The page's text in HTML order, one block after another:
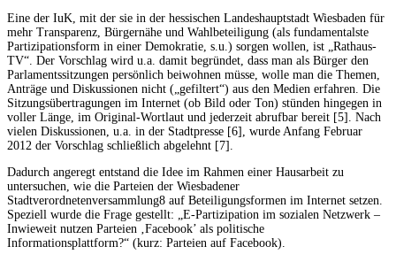
Eine der IuK, mit der sie in der hessischen Landeshauptstadt Wiesbaden für
mehr Transparenz, Bürgernähe und Wahlbeteiligung (als fundamentalste
Partizipationsform in einer Demokratie, s.u.) sorgen wollen, ist „Rathaus-
TV“. Der Vorschlag wird u.a. damit begründet, dass man als Bürger den
Parlamentssitzungen persönlich beiwohnen müsse, wolle man die Themen,
Anträge und Diskussionen nicht („gefiltert“) aus den Medien erfahren. Die
Sitzungsübertragungen im Internet (ob Bild oder Ton) stünden hingegen in
voller Länge, im Original-Wortlaut und jederzeit abrufbar bereit [5]. Nach
vielen Diskussionen, u.a. in der Stadtpresse [6], wurde Anfang Februar
2012 der Vorschlag schließlich abgelehnt [7].
Dadurch angeregt entstand die Idee im Rahmen einer Hausarbeit zu
untersuchen, wie die Parteien der Wiesbadener
Stadtverordnetenversammlung8 auf Beteiligungsformen im Internet setzen.
Speziell wurde die Frage gestellt: „E-Partizipation im sozialen Netzwerk –
Inwieweit nutzen Parteien ‚Facebook’ als politische
Informationsplattform?“ (kurz: Parteien auf Facebook).